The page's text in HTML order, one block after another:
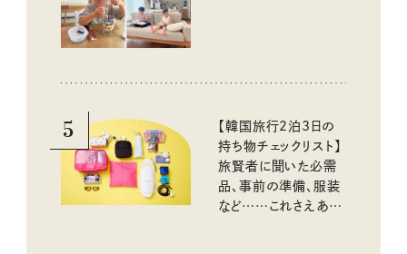
5
【韓国旅行2泊3日の
持ち物チェックリスト】
旅賢者に聞いた必需
品、事前の準備、服装
など……これさえあれ